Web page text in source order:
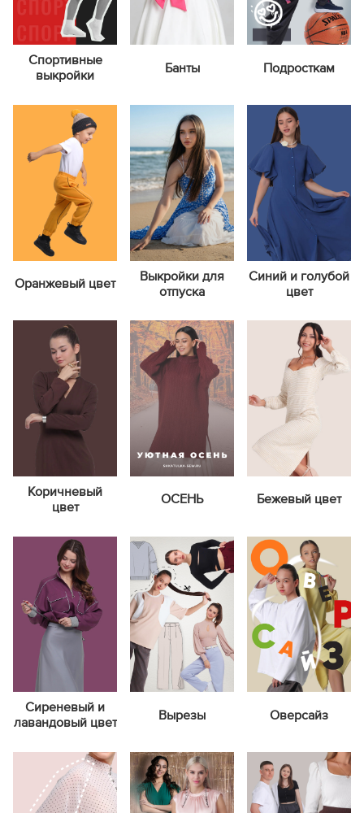
Спортивные
выкройки
Банты Подросткам
Оранжевый цвет
Выкройки для
отпуска
Синий и голубой
цвет
Коричневый
цвет
ОСЕНЬ Бежевый цвет
Сиреневый и
лавандовый цвет
Вырезы Оверсайз